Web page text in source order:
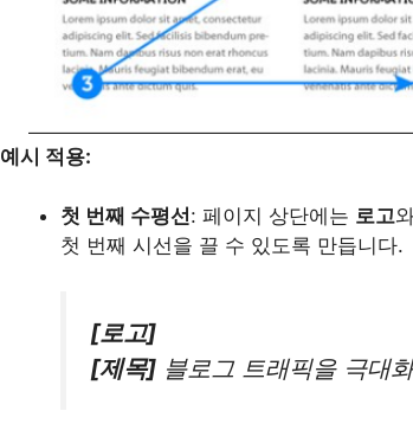
예시 적용:
첫 번째 수평선: 페이지 상단에는 로고
첫 번째 시선을 끌 수 있도록 만듭니다.
[로고]
[제목] 블로그 트래픽을 극대